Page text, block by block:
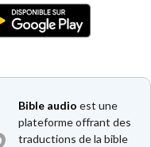
Bible audio est une
plateforme offrant des
traductions de la bible